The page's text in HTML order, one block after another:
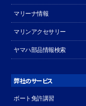
マリーナ情報
マリンアクセサリー
ヤマハ部品情報検索
弊社のサービス
ボート免許講習